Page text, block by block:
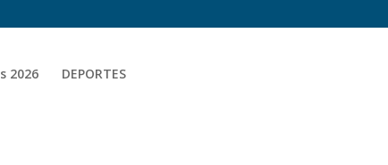
2026 DEPORTES